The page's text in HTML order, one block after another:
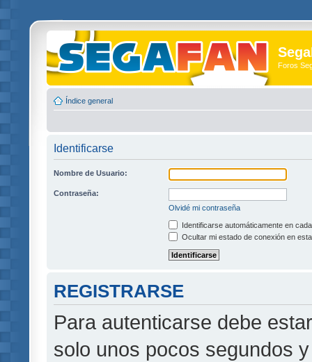
Foros
Índice general
Identificarse
Nombre de Usuario:
Contraseña:
Olvidé mi contraseña
Identificarse automáticamente en
Ocultar mi estado de conexión en
REGISTRARSE
Para autenticarse debe
solo unos pocos segundos